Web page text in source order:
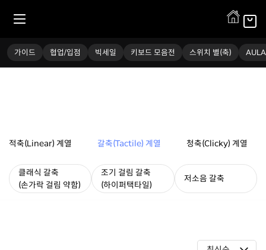
가이드 협업/입점 빅세일 키보드 모음전 스위치 별(축) AULA
스위치(축)
적축(Linear) 계열 갈축(Tactile) 계열 청축(Clicky) 계열
클래식 갈축
(손가락 걸림 약함)
조기 걸림 갈축
(하이퍼택타일)
저소음 갈축